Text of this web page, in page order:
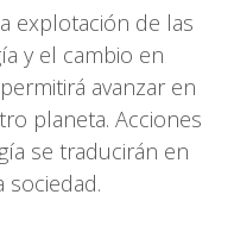
explotación de las
y el cambio en
avanzar en
planeta. Acciones
se traducirán en